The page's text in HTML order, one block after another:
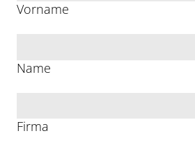
Vorname
Name
Firma